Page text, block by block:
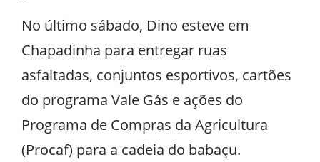
No último sábado, Dino esteve em
Chapadinha para entregar ruas
asfaltadas, conjuntos esportivos, cartões
do programa Vale Gás e ações do
Programa de Compras da Agricultura
(Procaf) para a cadeia do babaçu.